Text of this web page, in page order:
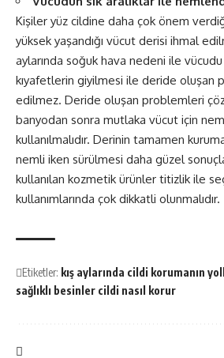
Kişiler yüz cildine daha çok önem
yüksek yaşandığı vücut derisi ihmal
aylarında soğuk hava nedeni ile
kıyafetlerin giyilmesi ile deride oluşan
edilmez. Deride oluşan problemleri
banyodan sonra mutlaka vücut için
kullanılmalıdır. Derinin tamamen
nemli iken sürülmesi daha güzel
kullanılan kozmetik ürünler titizlik ile
kullanımlarında çok dikkatli olunmalıdır.
Etiketler: kış aylarında cildi korumanın
sağlıklı besinler cildi nasıl korur